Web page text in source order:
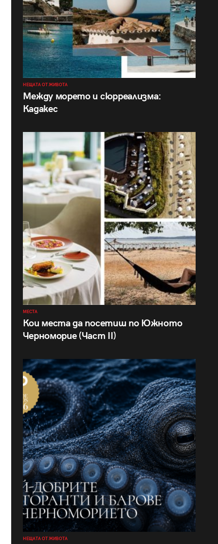
НЕЩАТА ОТ ЖИВОТА
Между морето и сюрреализма:
Кадакес
МЕСТА
Кои места да посетиш по Южното
Черноморие (Част II)
НЕЩАТА ОТ ЖИВОТА